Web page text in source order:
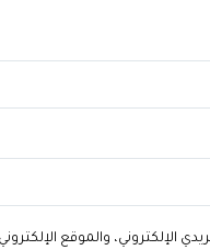
الإلكتروني، والموقع